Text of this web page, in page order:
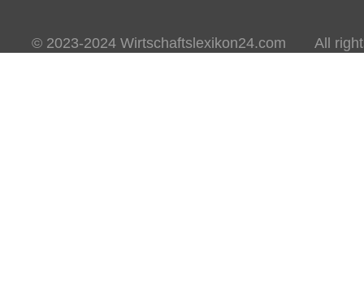
© 2023-2024 Wirtschaftslexikon24.com All